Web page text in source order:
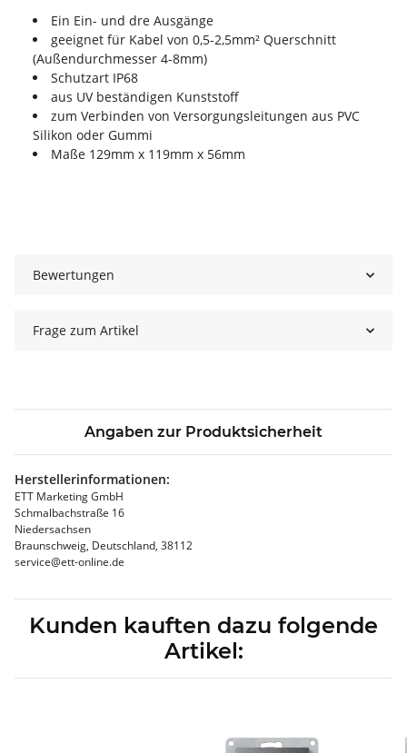
Ein Ein- und dre Ausgänge
geeignet für Kabel von 0,5-2,5mm² Querschnitt
(Außendurchmesser 4-8mm)
Schutzart IP68
aus UV beständigen Kunststoff
zum Verbinden von Versorgungsleitungen aus PVC
Silikon oder Gummi
Maße 129mm x 119mm x 56mm
Bewertungen
Frage zum Artikel
Angaben zur Produktsicherheit
Herstellerinformationen:
ETT Marketing GmbH
Schmalbachstraße 16
Niedersachsen
Braunschweig, Deutschland, 38112
service@ett-online.de
Kunden kauften dazu folgende
Artikel: